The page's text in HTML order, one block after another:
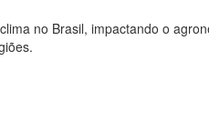
no Brasil, impactando o